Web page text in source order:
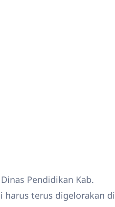
Pendidikan Kab.
harus terus digelorakan di